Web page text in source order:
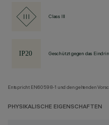
Class III
Geschützt gegen das
Entspricht EN60598-1 und den geltenden
PHYSIKALISCHE EIGENSCHAFTEN